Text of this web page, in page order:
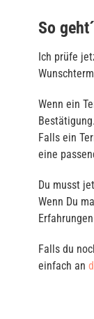
So
Ich prüfe
Wenn ein
Bestätigung.
Falls ein
eine
Du musst
Wenn Du
Falls du
einfach an